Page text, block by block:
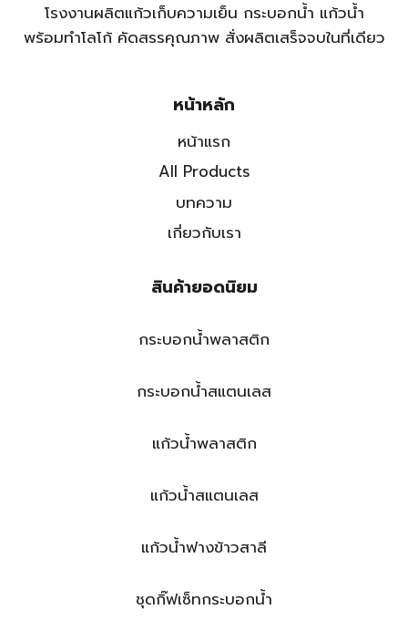
โรงงานผลิตแก้วเก็บความเย็น กระบอกน้ำ แก้วน้ำ
พร้อมทำโลโก้ คัดสรรคุณภาพ สั่งผลิตเสร็จจบในที่เดียว
หน้าหลัก
หน้าแรก
All Products
บทความ
เกี่ยวกับเรา
สินค้ายอดนิยม
กระบอกน้ำพลาสติก
กระบอกน้ำสแตนเลส
แก้วน้ำพลาสติก
แก้วน้ำสแตนเลส
แก้วน้ำฟางข้าวสาลี
ชุดกิ๊ฟเซ็ทกระบอกน้ำ